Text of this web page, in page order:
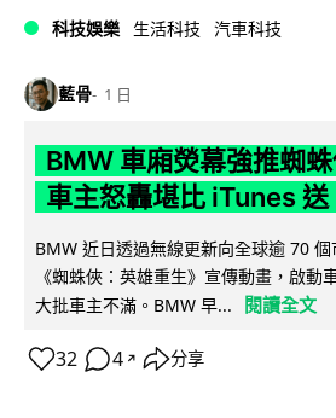
科技娛樂 生活科技 汽車科技
藍骨 1 日
BMW 車廂熒幕強推蜘
車主怒轟堪比 iTunes
BMW 近日透過無線更新向全球逾 70
《蜘蛛俠：英雄重生》宣傳動畫，啟動
大批車主不滿。BMW 早...
閱讀全文
32 4 ↗ 分享